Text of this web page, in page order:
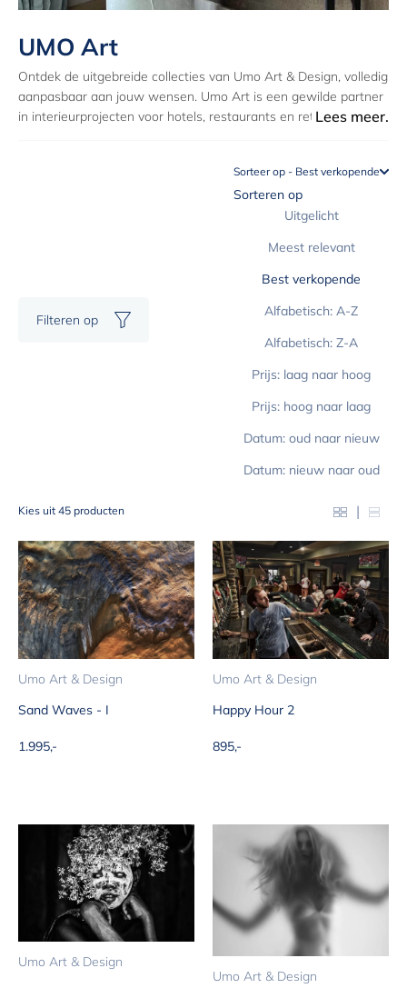
UMO Art
Ontdek de uitgebreide collecties van Umo Art & Design, volledig
aanpasbaar aan jouw wensen. Umo Art is een gewilde partner
in interieurprojecten voor hotels, restaurants en retail.Kunst is
kunstwerk dat perfect past bij jouw interieur, of het nu gaat om
kunstfotografie, abstracte kunst of een uniek kunstobject.
Lees meer.
Filteren op
Sorteer op - Best verkopende
Sorteren op
Uitgelicht
Meest relevant
Best verkopende
Alfabetisch: A-Z
Alfabetisch: Z-A
Prijs: laag naar hoog
Prijs: hoog naar laag
Datum: oud naar nieuw
Datum: nieuw naar oud
Kies uit 45 producten |
Umo Art & Design
Sand Waves - I
Aanbiedingsprijs
1.995,-
Umo Art & Design
Happy Hour 2
Aanbiedingsprijs
895,-
Umo Art & Design
Umo Art & Design